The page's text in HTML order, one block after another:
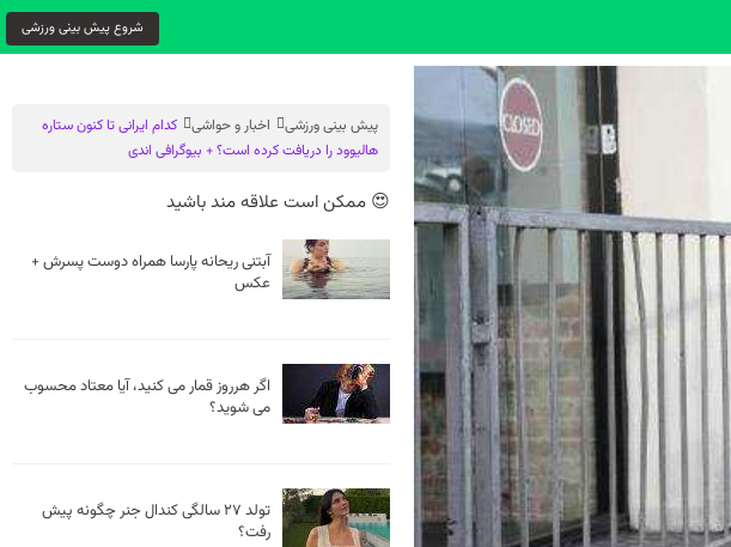
شروع پیش بینی ورزشی
پیش بینی ورزشی اخبار و حواشی
کدام ایرانی تا کنون ستاره
هالیوود را دریافت کرده است؟ + بیوگرافی اندی
😍 ممکن است علاقه مند باشید
آبتنی ریحانه پارسا همراه دوست‌ پسرش +
عکس
اگر هرروز قمار می کنید، آیا معتاد محسوب
می شوید؟
تولد ۲۷ سالگی کندال جنر چگونه پیش
رفت؟